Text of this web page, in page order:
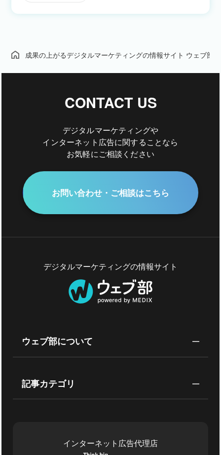
成果の上がるデジタルマーケティングの情報サイト ウェブ部
CONTACT US
デジタルマーケティングや
インターネット広告に関することなら
お気軽にご相談ください
お問い合わせ・ご相談はこちら
デジタルマーケティングの情報サイト
ウェブ部について
記事カテゴリ
インターネット広告代理店